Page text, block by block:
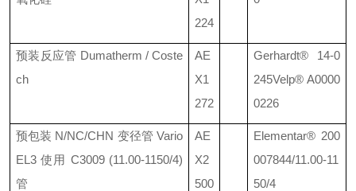
224
预装反应管 Dumatherm / Coste
ch
AE
X1
272
Gerhardt® 14-0
245Velp® A0000
0226
预包装 N/NC/CHN 变径管Vario
EL3使用 C3009 (11.00-1150/4)
管
AE
X2
500
Elementar® 200
007844/11.00-11
50/4